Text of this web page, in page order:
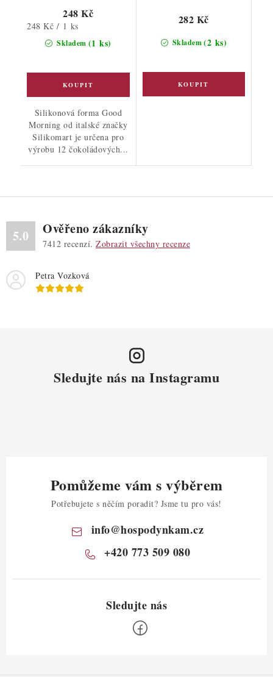
Skladem (1 ks)
248 Kč
Měrná
248 Kč / 1 ks
Silikonová forma Good
Morning od italské značky
Silikomart je určena pro
výrobu 12 čokoládových...
Skladem(2 ks)
282 Kč
5.0 Ověřeno zákazníky
7412 recenzí. Zobrazit všechny recenze
Petra Vozková
Sledujte nás na Instagramu
Pomůžeme vám s výběrem
Potřebujete s něčím poradit? Jsme tu pro vás!
info@hospodynkam.cz
+420 773 509 080